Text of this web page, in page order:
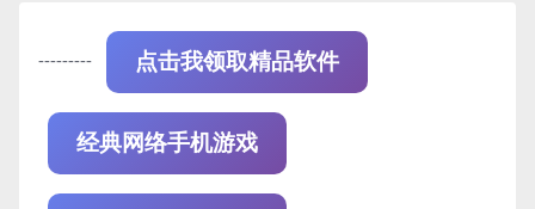
--------- 点击我领取精品软件
经典网络手机游戏